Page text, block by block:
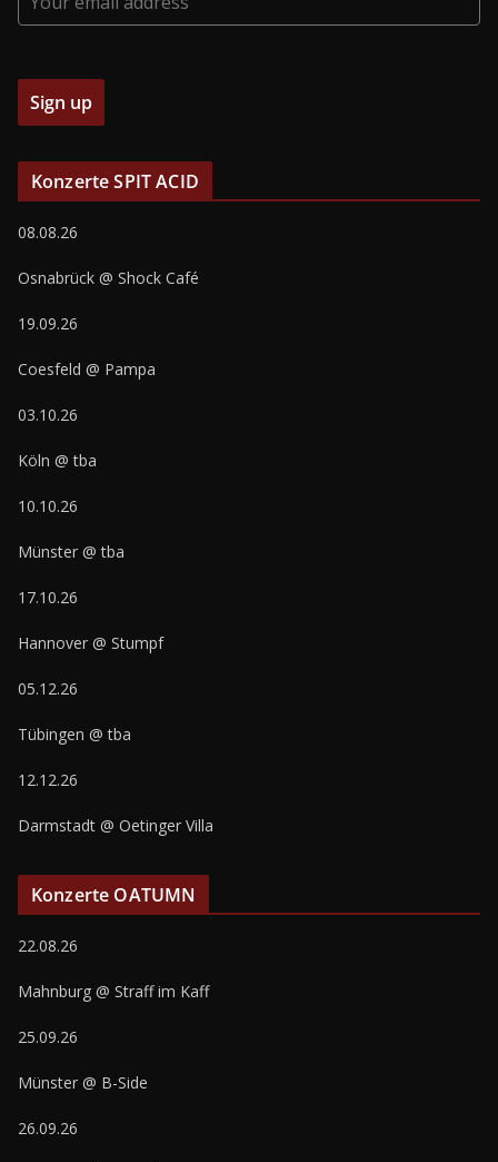
Konzerte SPIT ACID
08.08.26
Osnabrück @ Shock Café
19.09.26
Coesfeld @ Pampa
03.10.26
Köln @ tba
10.10.26
Münster @ tba
17.10.26
Hannover @ Stumpf
05.12.26
Tübingen @ tba
12.12.26
Darmstadt @ Oetinger Villa
Konzerte OATUMN
22.08.26
Mahnburg @ Straff im Kaff
25.09.26
Münster @ B-Side
26.09.26